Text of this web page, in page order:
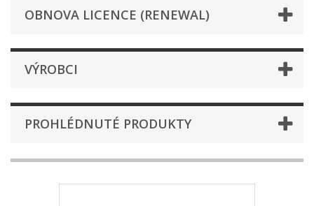
OBNOVA LICENCE (RENEWAL)
VÝROBCI
PROHLÉDNUTÉ PRODUKTY